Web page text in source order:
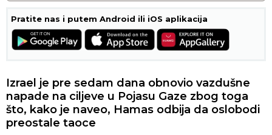
Pratite nas i putem Android ili iOS aplikacija
Izrael je pre sedam dana obnovio vazdušne
napade na ciljeve u Pojasu Gaze zbog toga
što, kako je naveo, Hamas odbija da oslobodi
preostale taoce